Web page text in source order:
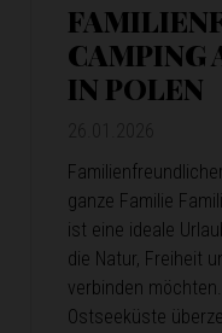
CAMPING
IN POLEN
ganze Familie
ist eine ideale
die Natur, Freiheit
verbinden
Ostseeküste